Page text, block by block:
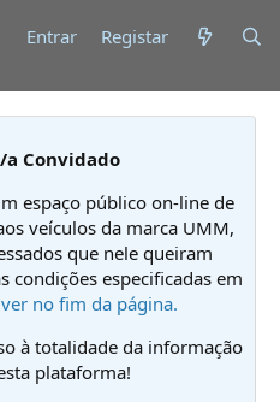
Entrar Registar
Convidado
espaço público on-line de
veículos da marca UMM,
que nele queiram
condições especificadas em
no fim da página.
à totalidade da informação
plataforma!